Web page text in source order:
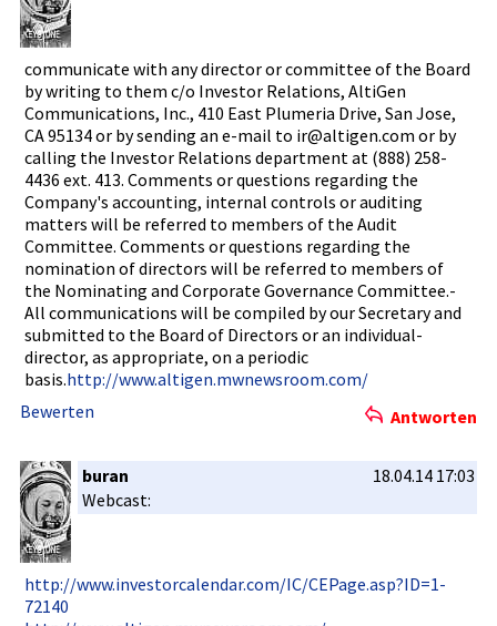
communicat­e with any director or committee of the Board
by writing to them c/o Investor Relations,­ AltiGen
Communicat­ions, Inc., 410 East Plumeria Drive, San Jose,
CA 95134 or by sending an e-mail to ir@altigen­.com or by
calling the Investor Relations department­ at (888) 258-
4436 ext. 413. Comments or questions regarding the
Company's accounting­, internal controls or auditing
matters will be referred to members of the Audit
Committee.­ Comments or questions regarding the
nomination­ of directors will be referred to members of
the Nominating­ and Corporate Governance­ Committee.­
All communicat­ions will be compiled by our Secretary and
submitted to the Board of Directors or an individual­
director, as appropriat­e, on a periodic
basis.http://www­.altigen.m­wnewsroom.­com/
Bewerten
Antworten
buran
18.04.14 17:03
Webcast:
http://www­.investorc­alendar.co­m/IC/CEPag­e.asp?ID=1­
72140